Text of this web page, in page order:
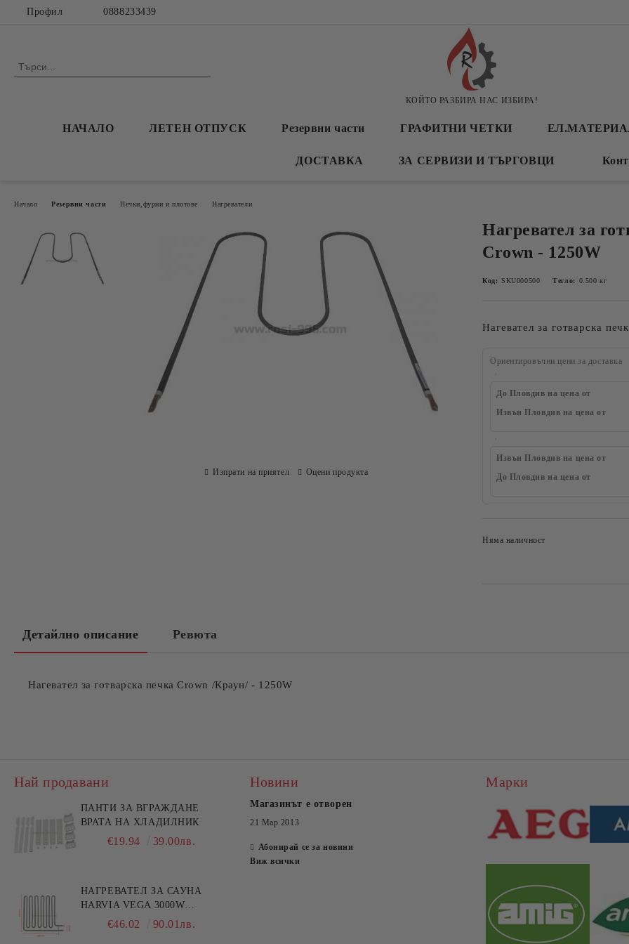
Профил 0888233439
КОЙТО РАЗБИРА НАС ИЗБИРА!
НАЧАЛО ЛЕТЕН ОТПУСК Резервни части ГРАФИТНИ ЧЕТКИ
ДОСТАВКА ЗА СЕРВИЗИ И ТЪРГОВЦИ
Начало Резервни части Печки,фурни и плотове Нагреватели
Нагревател за
Crown - 1250W
Код: SKU000500 Тегло: 0.500 кг
Нагевател за готварска
Ориентировъчни цени за доставка
До Пловдив на цена от
Извън Пловдив на цена от
Извън Пловдив на цена от
До Пловдив на цена от
Няма наличност
Изпрати на приятел Оцени продукта
Детайлно описание Ревюта
Нагевател за готварска печка Crown /Краун/ - 1250W
Най продавани
ПАНТИ ЗА ВГРАЖДАНЕ
ВРАТА НА ХЛАДИЛНИК
€19.94 39.00лв.
НАГРЕВАТЕЛ ЗА САУНА
HARVIA VEGA 3000W
HTS006HR
€46.02 90.01лв.
Новини
Магазинът е отворен
21 Мар 2013
Абонирай се за новини
Виж всички
Марки